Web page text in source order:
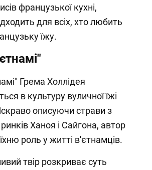
французької кухні,
для всіх, хто любить
їжу.
Грема Холлідея
в культуру вуличної їжі
описуючи страви з
ринків Ханоя і Сайгона, автор
роль у житті в'єтнамців.
твір розкриває суть